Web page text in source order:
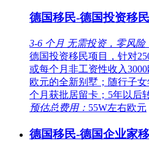
德国移民-德国投资移民
3-6 个月 无需投资，零风
德国投资移民项目，针对
或每个月非工资性收入
欧元的全新别墅；随行子
个月获批居留卡；5年以后
预估总费用： 55W左右欧元
德国移民-德国企业家